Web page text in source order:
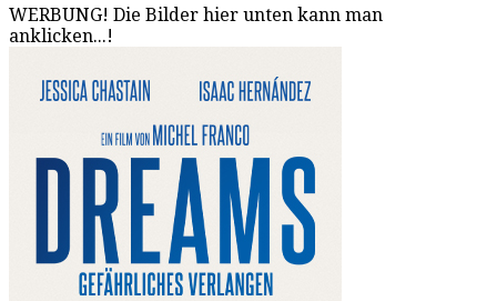
WERBUNG! Die Bilder hier unten kann man
anklicken...!